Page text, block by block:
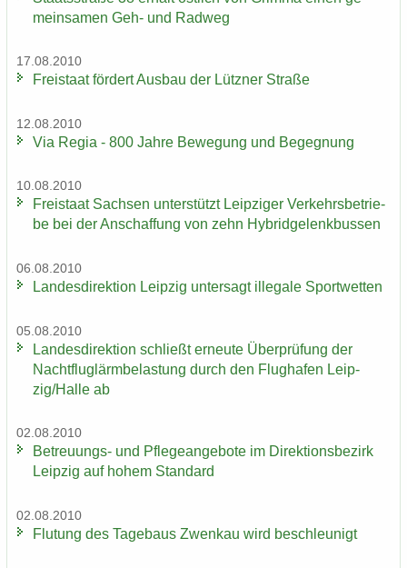
mein­sa­men Geh- und Rad­weg
17.08.2010
Frei­staat för­dert Aus­bau der Lütz­ner Stra­ße
12.08.2010
Via Regia - 800 Jahre Be­we­gung und Be­geg­nung
10.08.2010
Frei­staat Sach­sen un­ter­stützt Leip­zi­ger Ver­kehrs­be­trie­
be bei der An­schaf­fung von zehn Hy­brid­ge­lenk­bus­sen
06.08.2010
Lan­des­di­rek­ti­on Leip­zig un­ter­sagt il­le­ga­le Sport­wet­ten
05.08.2010
Lan­des­di­rek­ti­on schließt er­neu­te Über­prü­fung der
Nacht­flug­lärm­be­las­tung durch den Flug­ha­fen Leip­
zig/Halle ab
02.08.2010
Betreuungs-​ und Pfle­ge­an­ge­bo­te im Di­rek­ti­ons­be­zirk
Leip­zig auf hohem Stan­dard
02.08.2010
Flu­tung des Ta­ge­baus Zwenkau wird be­schleu­nigt